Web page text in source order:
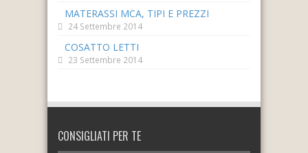
MATERASSI MCA, TIPI E PREZZI
24 Settembre 2014
COSATTO LETTI
23 Settembre 2014
CONSIGLIATI PER TE